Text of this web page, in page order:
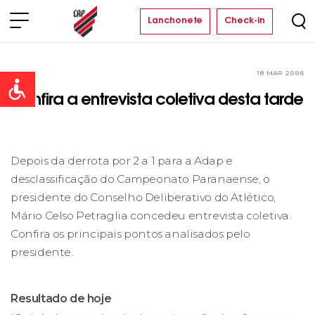
Open toolbar
Lanchonete Check-in
18 MAR 2006
Confira a entrevista coletiva desta tarde
Depois da derrota por 2 a 1 para a Adap e
desclassificação do Campeonato Paranaense, o
presidente do Conselho Deliberativo do Atlético,
Mário Celso Petraglia concedeu entrevista coletiva.
Confira os principais pontos analisados pelo
presidente.
Resultado de hoje